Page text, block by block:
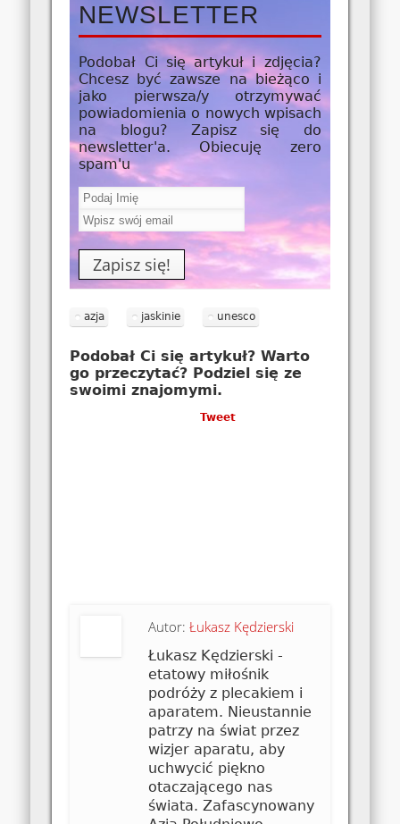
NEWSLETTER
Podobał Ci się artykuł i zdjęcia?
Chcesz być zawsze na bieżąco i
jako pierwsza/yotrzymywać
powiadomienia o nowych wpisach
na blogu? Zapisz się do
newsletter'a. Obiecuję zero
spam'u
azja jaskinie unesco
Podobał Ci się artykuł? Warto
go przeczytać? Podziel się ze
swoimi znajomymi.
Tweet
Autor:Łukasz Kędzierski
Łukasz Kędzierski -
etatowy miłośnik
podróży z plecakiem i
aparatem. Nieustannie
patrzy na świat przez
wizjer aparatu, aby
uchwycić piękno
otaczającego nas
świata. Zafascynowany